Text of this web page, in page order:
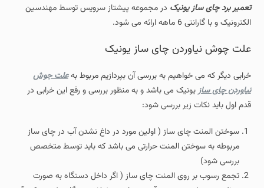
تعمیر برد چای ساز یونیک در مجموعه پیشتاز سرویس توسط مهندسین
الکترونیک و با گارانتی 6 ماهه ارائه می شود.
علت چوش نیاوردن چای ساز یونیک
خرابی دیگر که می خواهیم به بررسی آن بپردازیم مربوط بهعلت جوش
نیاوردن چای سازیونیک می باشد و به منظور بررسی و رفع این خرابی در
قدم اول باید نکات زیر بررسی شود:
سوختن المنت چای ساز ( اولین مورد در داغ نشدن آب در چای ساز
مربوطه به سوختن المنت حرارتی می باشد که باید توسط متخصص
بررسی شود)
تجمع رسوب بر روی المنت چای ساز ( اگر داخل دستگاه به صورت